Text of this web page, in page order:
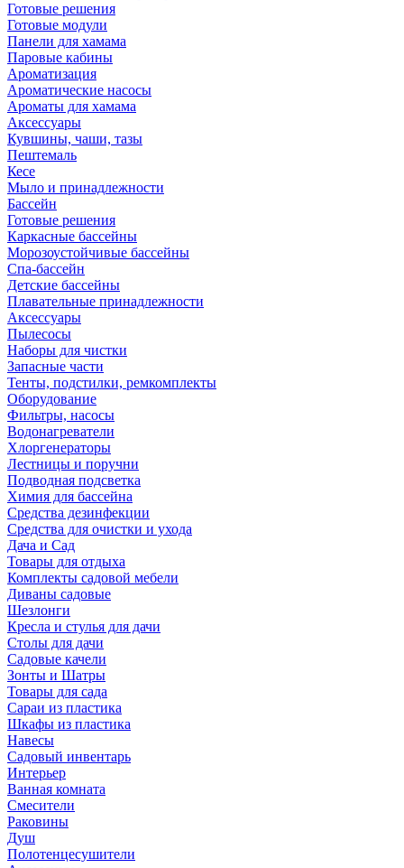
Готовые решения
Готовые модули
Панели для хамама
Паровые кабины
Ароматизация
Ароматические насосы
Ароматы для хамама
Аксессуары
Кувшины, чаши, тазы
Пештемаль
Кесе
Мыло и принадлежности
Бассейн
Готовые решения
Каркасные бассейны
Морозоустойчивые бассейны
Спа-бассейн
Детские бассейны
Плавательные принадлежности
Аксессуары
Пылесосы
Наборы для чистки
Запасные части
Тенты, подстилки, ремкомплекты
Оборудование
Фильтры, насосы
Водонагреватели
Хлоргенераторы
Лестницы и поручни
Подводная подсветка
Химия для бассейна
Средства дезинфекции
Средства для очистки и ухода
Дача и Сад
Товары для отдыха
Комплекты садовой мебели
Диваны садовые
Шезлонги
Кресла и стулья для дачи
Столы для дачи
Садовые качели
Зонты и Шатры
Товары для сада
Сараи из пластика
Шкафы из пластика
Навесы
Садовый инвентарь
Интерьер
Ванная комната
Смесители
Раковины
Душ
Полотенцесушители